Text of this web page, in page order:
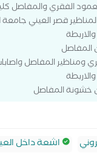
الفقري والمفاصل
قصر العيني جامعة
المفاصل
ومناظير المفاصل
خشونة المفاصل
اشعة داخل